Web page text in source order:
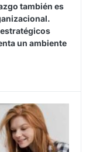
también es
un ambiente